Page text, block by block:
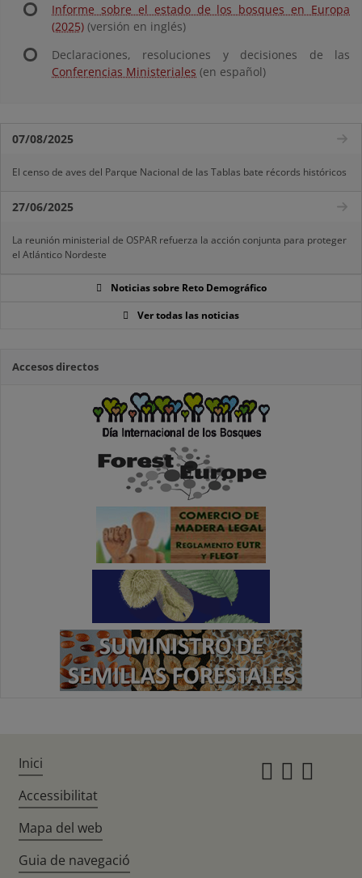
Informe sobre el estado de los bosques en Europa
(2025) (versión en inglés)
Declaraciones, resoluciones y decisiones de las
Conferencias Ministeriales (en español)
07/08/2025
El censo de aves del Parque Nacional de las Tablas bate récords históricos
27/06/2025
La reunión ministerial de OSPAR refuerza la acción conjunta para proteger
el Atlántico Nordeste
Noticias sobre Reto Demográfico
Ver todas las noticias
Accesos directos
Inici
Accessibilitat
Mapa del web
Guia de navegació